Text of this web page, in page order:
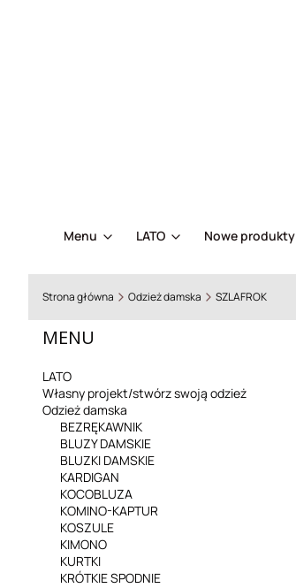
Menu LATO Nowe produkty
Strona główna Odzież damska SZLAFROK
MENU
LATO
Własny projekt/stwórz swoją odzież
Odzież damska
BEZRĘKAWNIK
BLUZY DAMSKIE
BLUZKI DAMSKIE
KARDIGAN
KOCOBLUZA
KOMINO-KAPTUR
KOSZULE
KIMONO
KURTKI
KRÓTKIE SPODNIE